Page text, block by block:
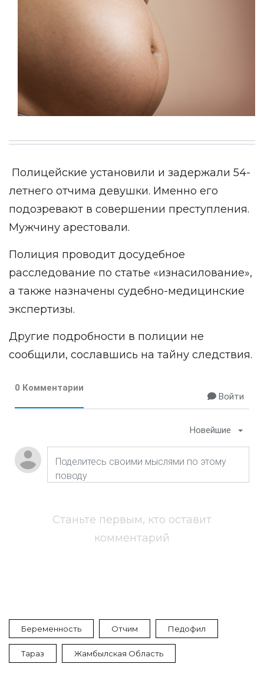
Полицейские установили и задержали 54-
летнего отчима девушки. Именно его
подозревают в совершении преступления.
Мужчину арестовали.
Полиция проводит досудебное
расследование по статье «изнасилование»,
а также назначены судебно-медицинские
экспертизы.
Другие подробности в полиции не
сообщили, сославшись на тайну следствия.
0 Комментарии
Войти
Новейшие
Станьте первым, кто оставит
комментарий
Беременность Отчим Педофил
Тараз Жамбылская Область